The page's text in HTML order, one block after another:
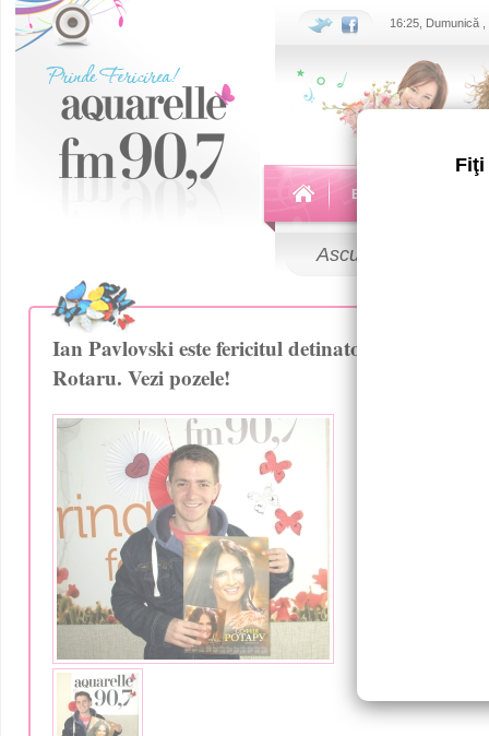
Fiţi
16:25, Dumunică
Echipa
Ascultă
Ian Pavlovski este fericitul detinator al unui
Rotaru. Vezi pozele!